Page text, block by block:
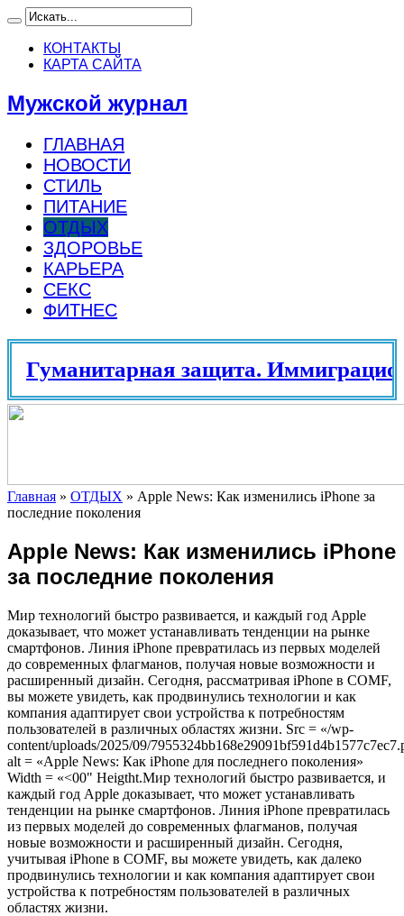
КОНТАКТЫ
КАРТА САЙТА
Мужской журнал
ГЛАВНАЯ
НОВОСТИ
СТИЛЬ
ПИТАНИЕ
ОТДЫХ
ЗДОРОВЬЕ
КАРЬЕРА
СЕКС
ФИТНЕС
Гуманитарная защита.
Главная » ОТДЫХ » Apple News: Как изменились iPhone за
последние поколения
Apple News: Как изменились iPhone
за последние поколения
Мир технологий быстро развивается, и каждый год Apple
доказывает, что может устанавливать тенденции на рынке
смартфонов. Линия iPhone превратилась из первых моделей
до современных флагманов, получая новые возможности и
расширенный дизайн. Сегодня, рассматривая iPhone в COMF,
вы можете увидеть, как продвинулись технологии и как
компания адаптирует свои устройства к потребностям
пользователей в различных областях жизни. Src = «/wp-
content/uploads/2025/09/
alt = «Apple News: Как iPhone для последнего поколения»
Width = «<00" Heigtht.Мир технологий быстро развивается, и
каждый год Apple доказывает, что может устанавливать
тенденции на рынке смартфонов. Линия iPhone превратилась
из первых моделей до современных флагманов, получая
новые возможности и расширенный дизайн. Сегодня,
учитывая iPhone в COMF, вы можете увидеть, как далеко
продвинулись технологии и как компания адаптирует свои
устройства к потребностям пользователей в различных
областях жизни.